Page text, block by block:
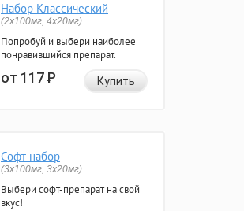
Набор Классический
(2x100мг, 4x20мг)
Попробуй и выбери наиболее
понравившийся препарат.
от 117Р Купить
Софт набор
(3x100мг, 3x20мг)
Выбери софт-препарат на свой
вкус!